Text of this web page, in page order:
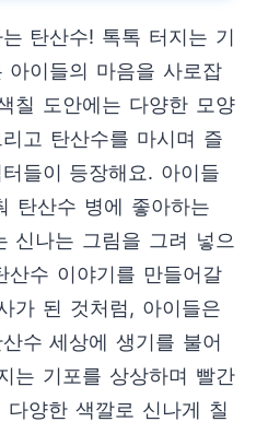
탄산수! 톡톡 터지는 기
아이들의 마음을 사로잡
칠 도안에는 다양한 모양
고 탄산수를 마시며 즐
들이 등장해요. 아이들
탄산수 병에 좋아하는
신나는 그림을 그려 넣으
산수 이야기를 만들어갈
가 된 것처럼, 아이들은
수 세상에 생기를 불어
는 기포를 상상하며 빨간
양한 색깔로 신나게 칠